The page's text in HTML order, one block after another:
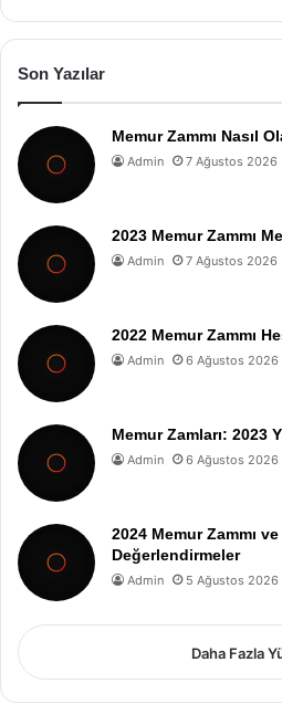
Son Yazılar
Memur Zammı Nasıl
Admin 7 Ağustos 2026
2023 Memur Zammı
Admin 7 Ağustos 2026
2022 Memur Zammı
Admin 6 Ağustos 2026
Memur Zamları: 2023
Admin 6 Ağustos 2026
2024 Memur Zammı
Değerlendirmeler
Admin 5 Ağustos 2026
Daha Fazla